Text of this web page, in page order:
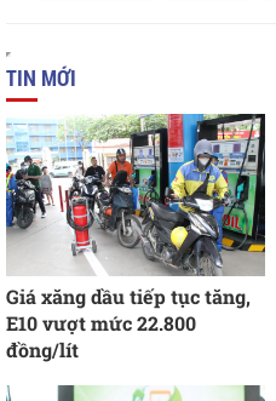
TIN MỚI
Giá xăng dầu tiếp tục tăng,
E10 vượt mức 22.800
đồng/lít